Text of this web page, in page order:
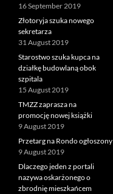
16 September 2019
Złotoryja szuka nowego
sekretarza
31 August 2019
Starostwo szuka kupca na
działkę budowlaną obok
szpitala
15 August 2019
TMZZ zaprasza na
promocję nowej książki
9 August 2019
Przetarg na Rondo ogłoszony
9 August 2019
Dlaczego jeden z portali
nazywa oskarżonego o
zbrodnię mieszkańcem